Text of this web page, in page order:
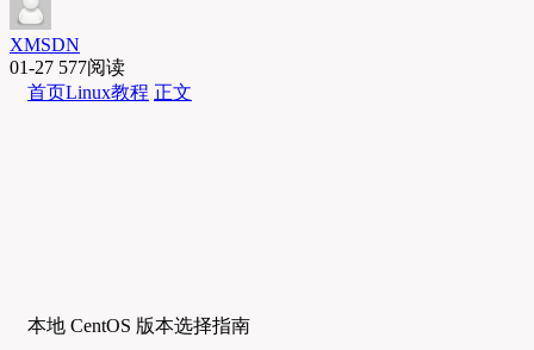
XMSDN
01-27 577阅读
首页Linux教程 正文
本地 CentOS 版本选择指南